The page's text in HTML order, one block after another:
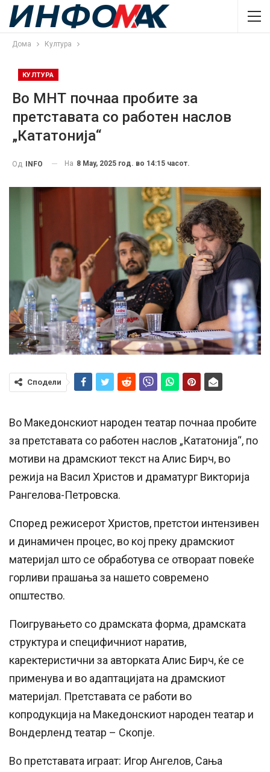
Дома Култура
КУЛТУРА
Во МНТ почнаа пробите за
претставата со работен наслов
„Кататонија“
Од INFO На 8 May, 2025 год. во 14:15 часот.
Сподели
Во Македонскиот народен театар почнаа пробите
за претставата со работен наслов „Кататонија“, по
мотиви на драмскиот текст на Алис Бирч, во
режија на Васил Христов и драматург Викторија
Рангелова-Петровска.
Според режисерот Христов, претстои интензивен
и динамичен процес, во кој преку драмскиот
материјал што се обработува се отвораат повеќе
горливи прашања за нашето современо
општество.
Поигрувањето со драмската форма, драмската
структура и специфичниот наратив,
каректеристични за авторката Алис Бирч, ќе се
применува и во адаптацијата на драмскиот
материјал. Претставата се работи во
копродукција на Македонскиот народен театар и
Вондерленд театар – Скопје.
Во претставата играат: Игор Ангелов, Сања